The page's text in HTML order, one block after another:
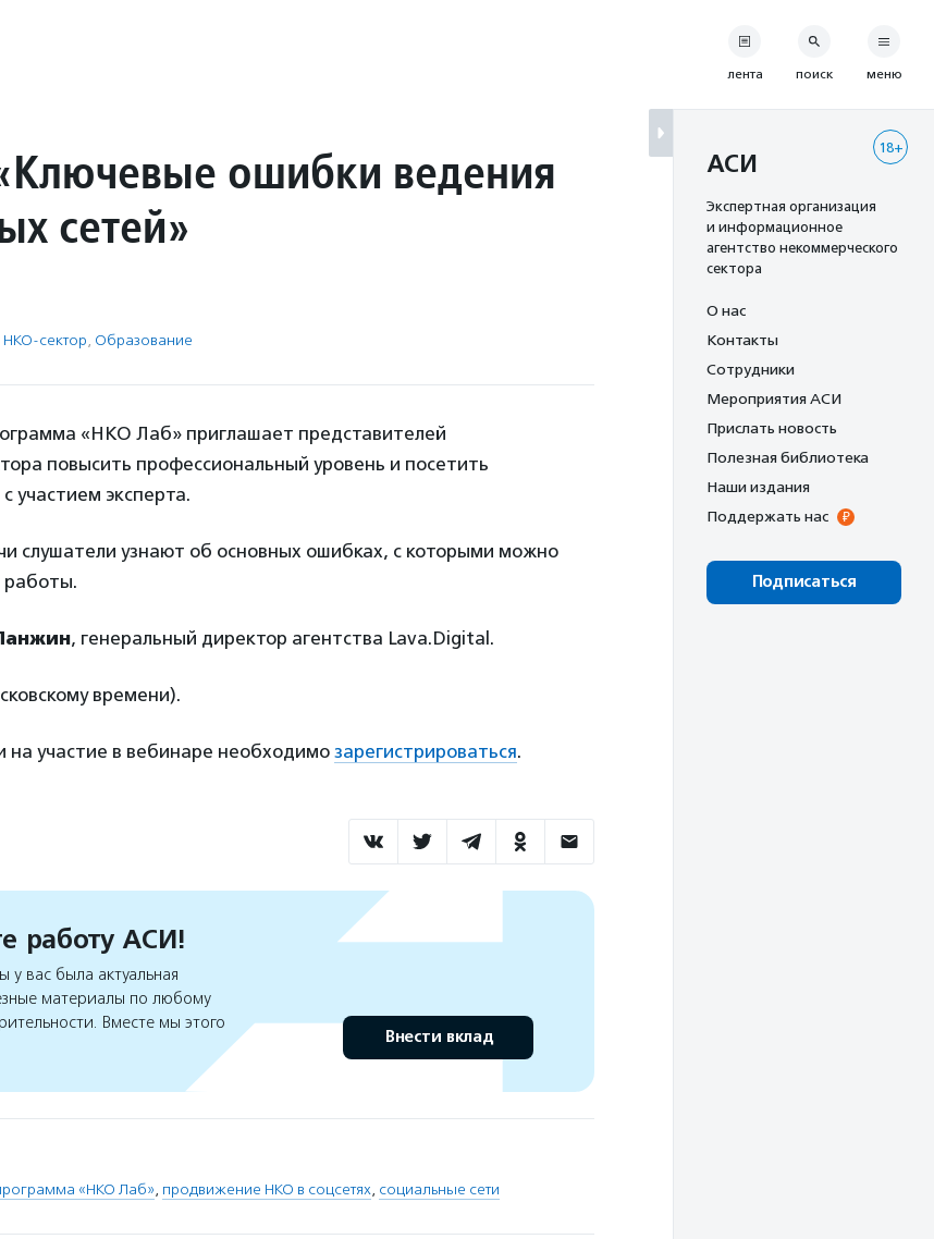
ошибки ведения
сетей»
НКО-сектор, Образование
«НКО Лаб» приглашает представителей
повысить профессиональный уровень и посетить
участием эксперта.
слушатели узнают об основных ошибках, с которыми можно
работы.
, генеральный директор агентства Lava.Digital.
времени).
на участие в вебинаре необходимо зарегистрироваться.
работу АСИ!
вас была актуальная
материалы по любому
Вместе мы этого
Внести вклад
«НКО Лаб», продвижение НКО в соцсетях, социальные сети
лента поиск меню
18+
АСИ
Экспертная организация
и информационное
агентство некоммерческого
сектора
О нас
Контакты
Сотрудники
Мероприятия АСИ
Прислать новость
Полезная библиотека
Наши издания
Поддержать нас
Подписаться